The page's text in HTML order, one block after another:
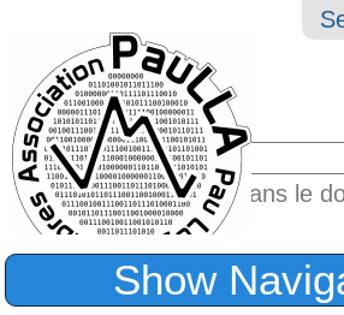
Chercher par
Seulement dans le
Recherche
Show